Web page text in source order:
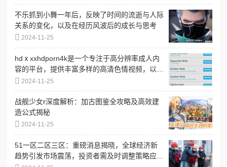
不乐抓到小舞一年后，反映了时间的流逝与人际
关系的变化，以及在经历风波后的成长与思考
2024-11-25
hdⅹxxhdporn4k是一个专注于高分辨率成人内
容的平台，提供丰富多样的高清色情视频，以满
足不同用户的需求和偏好
2024-11-25
战舰少女r深度解析：加古图鉴全攻略及高效建
造公式揭秘
2024-11-25
51一区二区三区：重磅消息揭晓，全球经济新
趋势引发市场震荡，投资者需及时调整策略应